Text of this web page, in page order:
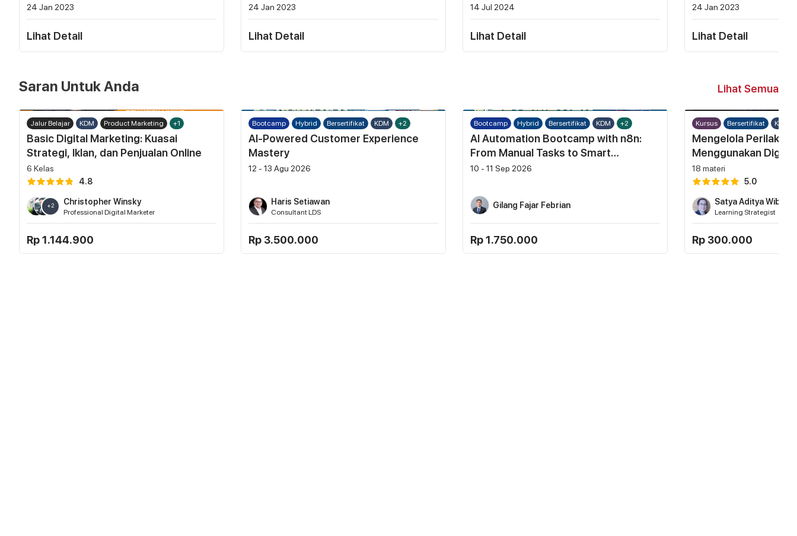
24 Jan 2023
Lihat Detail
24 Jan 2023
Lihat Detail
14 Jul 2024
Lihat Detail
24 Jan 2023
Lihat Detail
Saran Untuk Anda Lihat Semua
Jalur Belajar KDM Product Marketing +1
Basic Digital Marketing: Kuasai
Strategi, Iklan, dan Penjualan Online
6 Kelas
4.8
+2 Christopher Winsky
Professional Digital Marketer
Rp 1.144.900
Bootcamp Hybrid Bersertifikat KDM +2
AI-Powered Customer Experience
Mastery
12 - 13 Agu 2026
Haris Setiawan
Consultant LDS
Rp 3.500.000
Bootcamp Hybrid Bersertifikat KDM +2
AI Automation Bootcamp with n8n:
From Manual Tasks to Smart
Workflows
10 - 11 Sep 2026
Gilang Fajar Febrian
Rp 1.750.000
Kursus Bersertifikat KDM
Mengelola Perilaku
Menggunakan
Research
18 materi
5.0
Satya Aditya Wibowo
Learning Strategist
Rp 300.000